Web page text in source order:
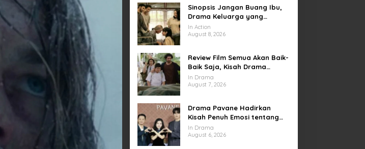
Sinopsis Jangan Buang Ibu,
Drama Keluarga yang
Menyentuh tentang Kasih
Sayang dan Bakti kepada
In Action
August 8, 2026
Review Film Semua Akan Baik-
Baik Saja, Kisah Drama
Keluarga yang Sarat Makna
tentang Kehilangan dan
In Drama
August 7, 2026
Drama Pavane Hadirkan
Kisah Penuh Emosi tentang
Cinta, Penyesalan, dan
Kesempatan Memulai Kembali
In Drama
August 6, 2026